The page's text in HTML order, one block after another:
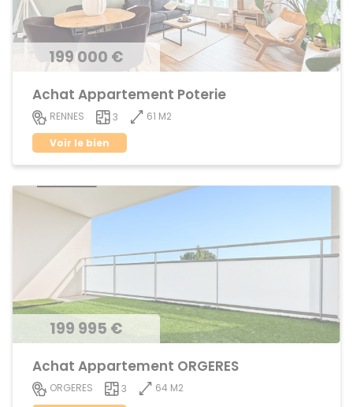
199 000 €
Achat Appartement Poterie
RENNES 3
61 M2
Voir le bien
199 995 €
Achat Appartement ORGERES
ORGERES 3
64 M2